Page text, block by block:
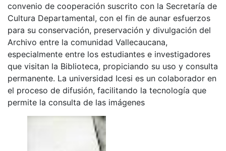
convenio de cooperación suscrito con la Secretaría de
Cultura Departamental, con el fin de aunar esfuerzos
para su conservación, preservación y divulgación del
Archivo entre la comunidad Vallecaucana,
especialmente entre los estudiantes e investigadores
que visitan la Biblioteca, propiciando su uso y consulta
permanente. La universidad Icesi es un colaborador en
el proceso de difusión, facilitando la tecnología que
permite la consulta de las imágenes